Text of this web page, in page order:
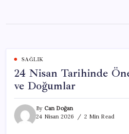
content
SAĞLIK
24 Nisan Tarihinde
ve Doğumlar
By Can Doğan
24 Nisan 2026
2 Min Read